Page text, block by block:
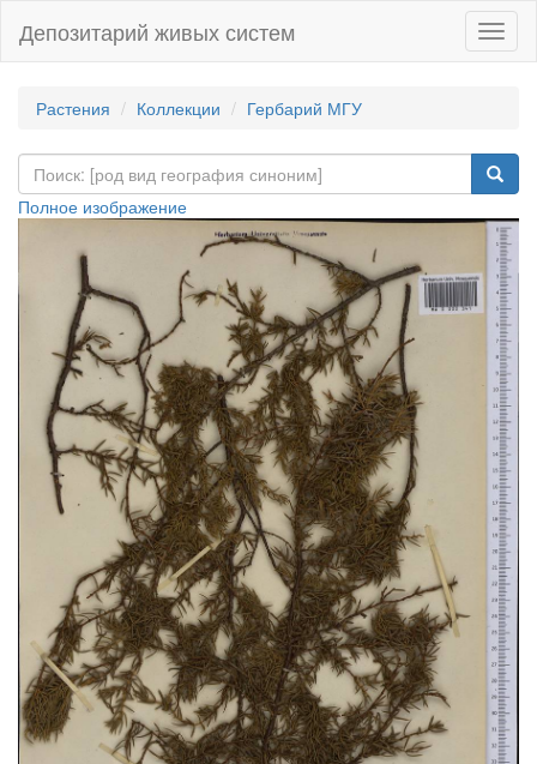
Депозитарий живых систем
Растения Коллекции Гербарий МГУ
Полное изображение